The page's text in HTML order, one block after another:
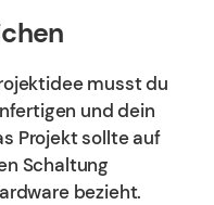
musst du
und dein
Projekt sollte auf
Schaltung
bezieht.